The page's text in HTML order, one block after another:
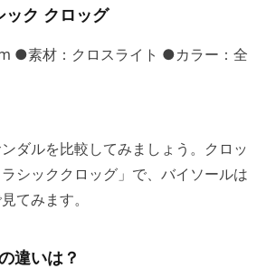
ック クロッグ
●素材：クロスライト ●カラー：全
ダルを比較してみましょう。クロッ
シッククロッグ」で、バイソールは
てみます。
違いは？